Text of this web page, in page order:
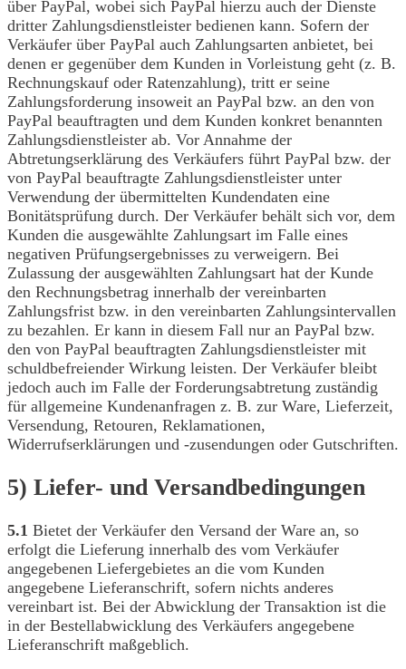
über PayPal, wobei sich PayPal hierzu auch der Dienste
dritter Zahlungsdienstleister bedienen kann. Sofern der
Verkäufer über PayPal auch Zahlungsarten anbietet, bei
denen er gegenüber dem Kunden in Vorleistung geht (z. B.
Rechnungskauf oder Ratenzahlung), tritt er seine
Zahlungsforderung insoweit an PayPal bzw. an den von
PayPal beauftragten und dem Kunden konkret benannten
Zahlungsdienstleister ab. Vor Annahme der
Abtretungserklärung des Verkäufers führt PayPal bzw. der
von PayPal beauftragte Zahlungsdienstleister unter
Verwendung der übermittelten Kundendaten eine
Bonitätsprüfung durch. Der Verkäufer behält sich vor, dem
Kunden die ausgewählte Zahlungsart im Falle eines
negativen Prüfungsergebnisses zu verweigern. Bei
Zulassung der ausgewählten Zahlungsart hat der Kunde
den Rechnungsbetrag innerhalb der vereinbarten
Zahlungsfrist bzw. in den vereinbarten Zahlungsintervallen
zu bezahlen. Er kann in diesem Fall nur an PayPal bzw.
den von PayPal beauftragten Zahlungsdienstleister mit
schuldbefreiender Wirkung leisten. Der Verkäufer bleibt
jedoch auch im Falle der Forderungsabtretung zuständig
für allgemeine Kundenanfragen z. B. zur Ware, Lieferzeit,
Versendung, Retouren, Reklamationen,
Widerrufserklärungen und -zusendungen oder Gutschriften.
5) Liefer- und Versandbedingungen
5.1 Bietet der Verkäufer den Versand der Ware an, so
erfolgt die Lieferung innerhalb des vom Verkäufer
angegebenen Liefergebietes an die vom Kunden
angegebene Lieferanschrift, sofern nichts anderes
vereinbart ist. Bei der Abwicklung der Transaktion ist die
in der Bestellabwicklung des Verkäufers angegebene
Lieferanschrift maßgeblich.